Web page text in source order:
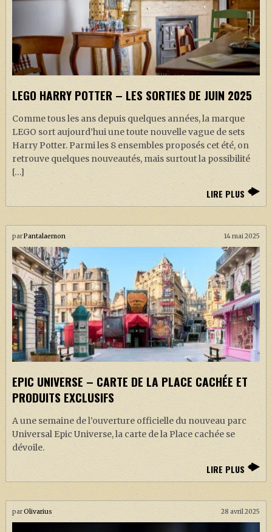
LEGO HARRY POTTER – LES SORTIES DE JUIN 2025
Comme tous les ans depuis quelques années, la marque
LEGO sort aujourd’hui une toute nouvelle vague de sets
Harry Potter. Parmi les 8 ensembles proposés cet été, on
retrouve quelques nouveautés, mais surtout la possibilité
[…]
LIRE PLUS
parPantalaemon 14 mai 2025
EPIC UNIVERSE – CARTE DE LA PLACE CACHÉE ET
PRODUITS EXCLUSIFS
A une semaine de l’ouverture officielle du nouveau parc
Universal Epic Universe, la carte de la Place cachée se
dévoile.
LIRE PLUS
parOlivarius 28 avril 2025